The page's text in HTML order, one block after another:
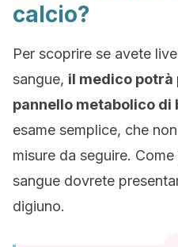
calcio?
Per scoprire se avete
sangue, il medico
pannello metabolico di
esame semplice, che
misure da seguire.
sangue dovrete
digiuno.